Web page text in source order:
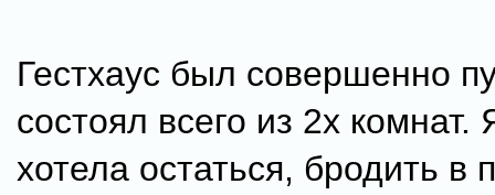
Гестхаус был совершенно
состоял всего из 2х
хотела остаться, бродить в